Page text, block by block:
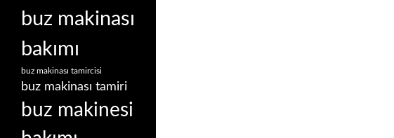
buz makinası
bakımı
buz makinası tamircisi
buz makinası tamiri
buz makinesi